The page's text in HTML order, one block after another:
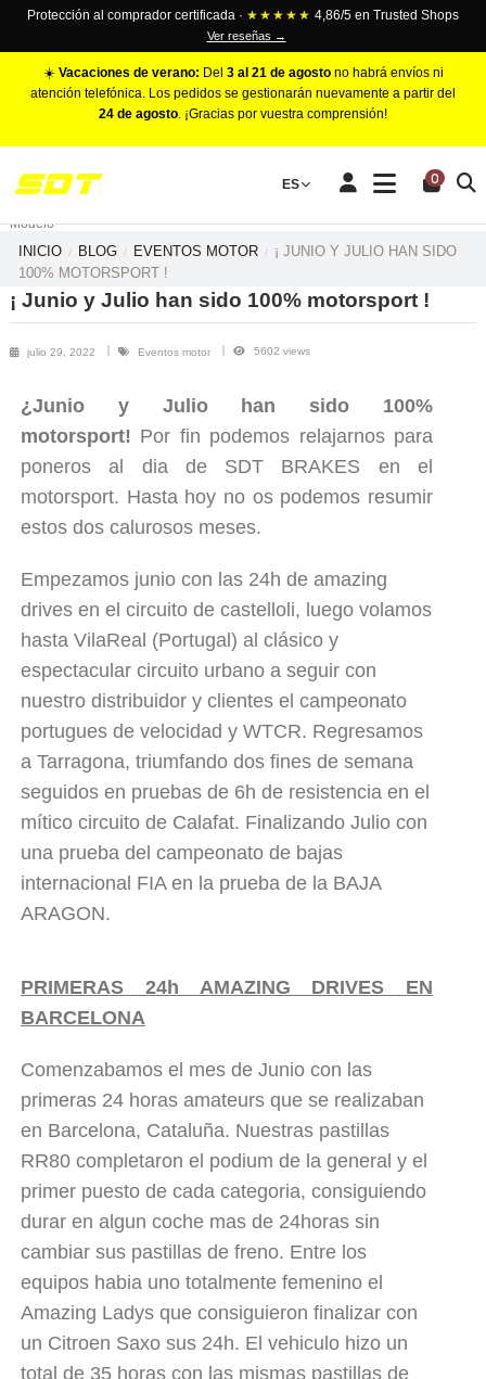
Protección al comprador certificada · ★★★★★ 4,86/5 en Trusted Shops
Ver reseñas →
☀️ Vacaciones de verano: Del 3 al 21 de agostono habrá envíos ni
atención telefónica. Los pedidos se gestionarán nuevamente a partir del
24 de agosto. ¡Gracias por vuestra comprensión!
ES 0
Make
Modelo
INICIO BLOG EVENTOS MOTOR
¡ JUNIO Y JULIO HAN SIDO
100% MOTORSPORT !
¡ Junio y Julio han sido 100% motorsport !
julio 29, 2022 Eventos motor 5602 views
¿Junio y Julio han sido 100%
motorsport! Por fin podemos relajarnos para
poneros al dia de SDT BRAKES en el
motorsport. Hasta hoy no os podemos resumir
estos dos calurosos meses.
Empezamos junio con las 24h de amazing
drives en el circuito de castelloli, luego volamos
hasta VilaReal (Portugal) al clásico y
espectacular circuito urbano a seguir con
nuestro distribuidor y clientes el campeonato
portugues de velocidad y WTCR. Regresamos
a Tarragona, triumfando dos fines de semana
seguidos en pruebas de 6h de resistencia en el
mítico circuito de Calafat. Finalizando Julio con
una prueba del campeonato de bajas
internacional FIA en la prueba de la BAJA
ARAGON.
PRIMERAS 24h AMAZING DRIVES EN
BARCELONA
Comenzabamos el mes de Junio con las
primeras 24 horas amateurs que se realizaban
en Barcelona, Cataluña. Nuestras pastillas
RR80 completaron el podium de la general y el
primer puesto de cada categoria, consiguiendo
durar en algun coche mas de 24horas sin
cambiar sus pastillas de freno. Entre los
equipos habia uno totalmente femenino el
Amazing Ladys que consiguieron finalizar con
un Citroen Saxo sus 24h. El vehiculo hizo un
total de 35 horas con las mismas pastillas de